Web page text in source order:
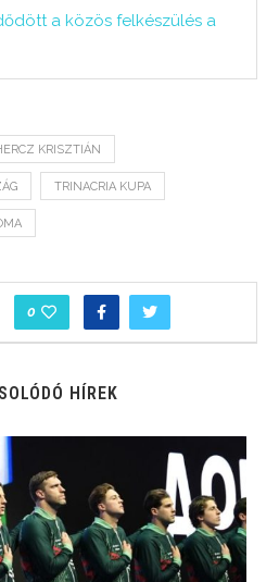
a közös felkészülés a
KRISZTIÁN
TRINACRIA KUPA
0
HÍREK